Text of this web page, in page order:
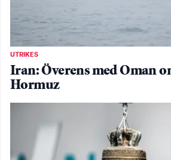
UTRIKES
Iran: Överens med Oman
Hormuz